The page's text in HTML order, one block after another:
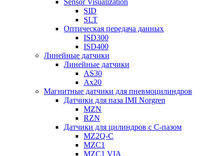
Sensor Visualization
SID
SLT
Оптическая передача данных
ISD300
ISD400
Линейные датчики
Линейные датчики
AS30
Ax20
Магнитные датчики для пневмоцилиндров
Датчики для паза IMI Norgren
MZN
RZN
Датчики для цилиндров с С-пазом
MZ2Q-C
MZC1
MZC1 VIA